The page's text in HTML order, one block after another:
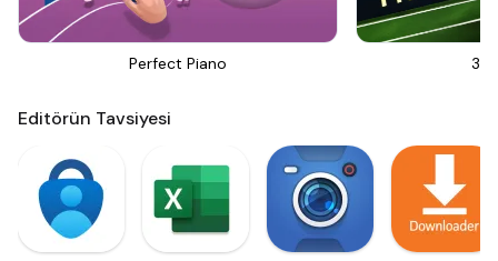
Perfect Piano 3D
Editörün Tavsiyesi